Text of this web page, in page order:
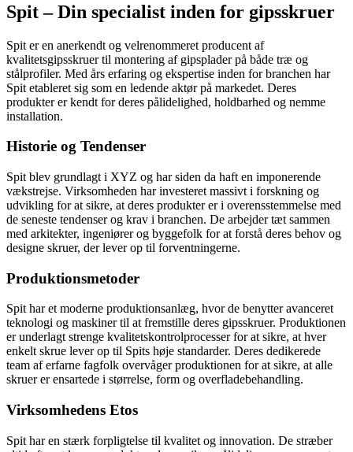
Spit – Din specialist inden for gipsskruer
Spit er en anerkendt og velrenommeret producent af
kvalitetsgipsskruer til montering af gipsplader på både træ og
stålprofiler. Med års erfaring og ekspertise inden for branchen har
Spit etableret sig som en ledende aktør på markedet. Deres
produkter er kendt for deres pålidelighed, holdbarhed og nemme
installation.
Historie og Tendenser
Spit blev grundlagt i XYZ og har siden da haft en imponerende
vækstrejse. Virksomheden har investeret massivt i forskning og
udvikling for at sikre, at deres produkter er i overensstemmelse med
de seneste tendenser og krav i branchen. De arbejder tæt sammen
med arkitekter, ingeniører og byggefolk for at forstå deres behov og
designe skruer, der lever op til forventningerne.
Produktionsmetoder
Spit har et moderne produktionsanlæg, hvor de benytter avanceret
teknologi og maskiner til at fremstille deres gipsskruer. Produktionen
er underlagt strenge kvalitetskontrolprocesser for at sikre, at hver
enkelt skrue lever op til Spits høje standarder. Deres dedikerede
team af erfarne fagfolk overvåger produktionen for at sikre, at alle
skruer er ensartede i størrelse, form og overfladebehandling.
Virksomhedens Etos
Spit har en stærk forpligtelse til kvalitet og innovation. De stræber